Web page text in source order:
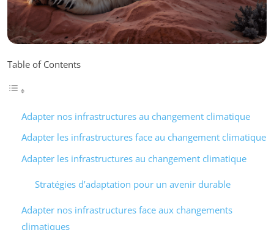
Table of Contents
Adapter nos infrastructures au changement climatique
Adapter les infrastructures face au changement climatique
Adapter les infrastructures au changement climatique
Stratégies d’adaptation pour un avenir durable
Adapter nos infrastructures face aux changements
climatiques